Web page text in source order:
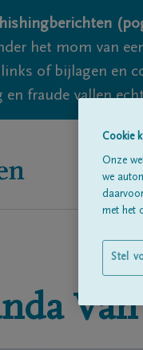
het mom van
of bijlagen en
fraude vallen
Cookie
Onze
we
met het
Stel